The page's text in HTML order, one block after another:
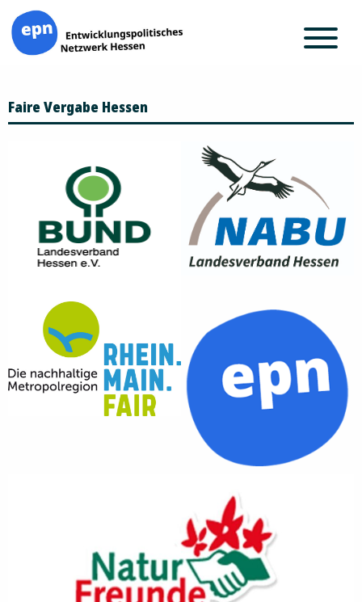
Inhalt
springen
Faire Vergabe Hessen